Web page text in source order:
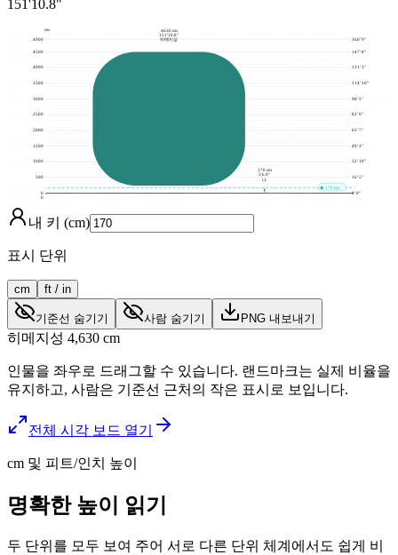
151'10.8"
0 0' 0"
500 16' 5"
1000 32' 10"
1500 49' 3"
2000 65' 7"
2500 82' 0"
3000 98' 5"
3500 114' 10"
4000 131' 3"
4500 147' 8"
4900 160' 9"
170 cm
170 cm
5'6.9"
나
4630 cm
151'10.8"
히메지성
0
cm
내 키 (cm)
표시 단위
cm ft / in
기준선 숨기기 사람 숨기기 PNG 내보내기
히메지성 4,630 cm
인물을 좌우로 드래그할 수 있습니다. 랜드마크는 실제 비율을
유지하고, 사람은 기준선 근처의 작은 표시로 보입니다.
전체 시각 보드 열기
cm 및 피트/인치 높이
명확한 높이 읽기
두 단위를 모두 보여 주어 서로 다른 단위 체계에서도 쉽게 비